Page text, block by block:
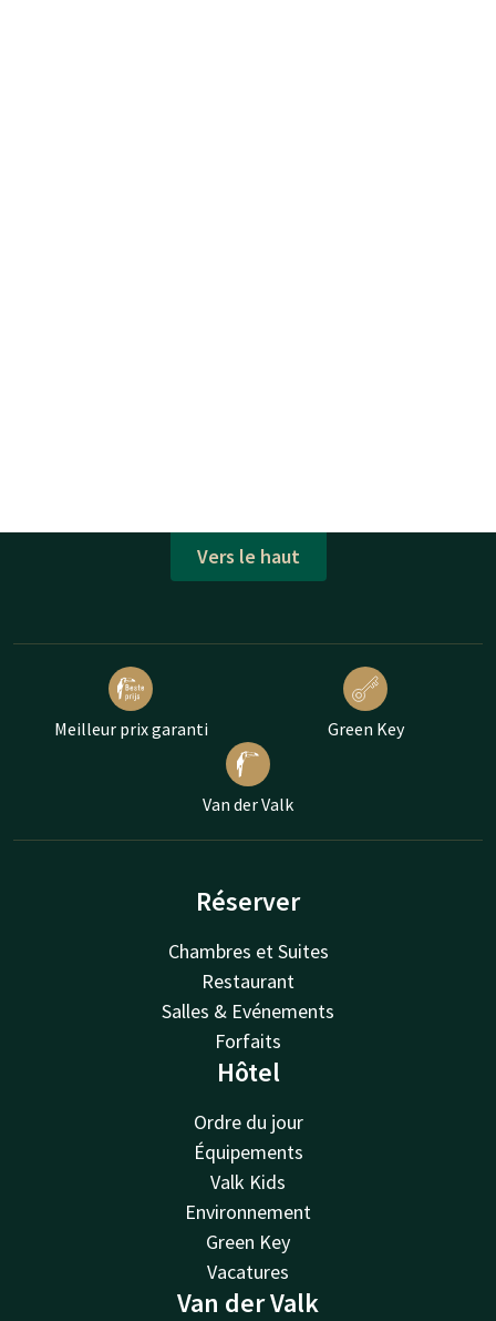
Vers le haut
Meilleur prix garanti Green Key
Van der Valk
Réserver
Chambres et Suites
Restaurant
Salles & Evénements
Forfaits
Hôtel
Ordre du jour
Équipements
Valk Kids
Environnement
Green Key
Vacatures
Van der Valk